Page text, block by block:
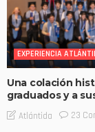
EXPERIENCIA
Una colación
graduados y a
Atlántida 23